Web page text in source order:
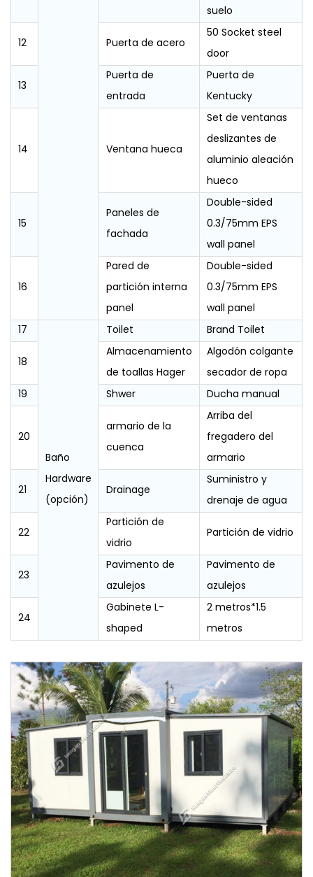
suelo
12
Puerta de acero
50 Socket steel
door
13
Puerta de
entrada
Puerta de
Kentucky
14 Ventana hueca
Set de ventanas
deslizantes de
aluminio aleación
hueco
15
Paneles de
fachada
Double-sided
0.3/75mm EPS
wall panel
16
Pared de
partición interna
panel
Double-sided
0.3/75mm EPS
wall panel
17
Baño
Hardware
(opción)
Toilet
Brand Toilet
18
Almacenamiento
de toallas Hager
Algodón colgante
secador de ropa
19
Shwer Ducha manual
20
armario de la
cuenca
Arriba del
fregadero del
armario
21
Drainage
Suministro y
drenaje de agua
22
Partición de
vidrio
Partición de vidrio
23
Pavimento de
azulejos
Pavimento de
azulejos
24
Gabinete L-
shaped
2 metros*1.5
metros